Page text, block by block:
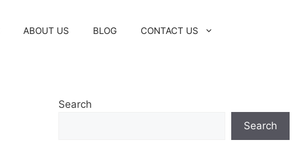
ABOUT US BLOG CONTACT US
Search
Search